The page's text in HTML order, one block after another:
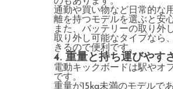
通勤や買い物など日常的な
離を持つモデルを選ぶと安
また、バッテリーの取り外
取り外し可能なタイプなら
きるので便利です。
4. 重量と持ち運びやす
電動キックボードは駅やオ
です。
重量が15kg未満のモデルで